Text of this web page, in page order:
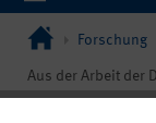
Forschung
Aus der Arbeit der